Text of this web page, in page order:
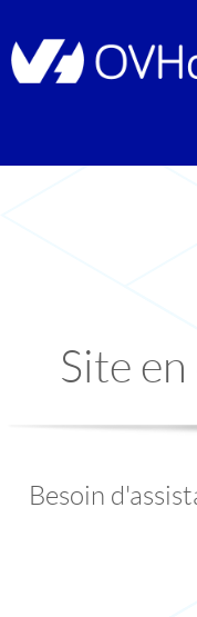
Site
Besoin